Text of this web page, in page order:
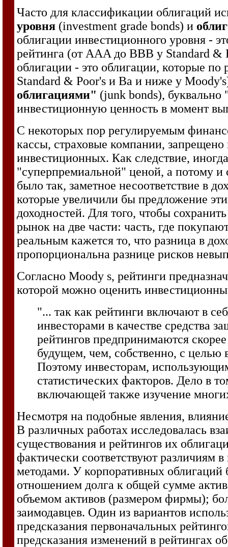
Часто для классификации облигаций
уровня (investment grade bonds) и
облигации инвестиционного уровня -
рейтинга (от AAA до BBB у Standard &
облигации - это облигации, которые
Standard & Poor's и Ba и ниже у
облигациями" (junk bonds), буквально
инвестиционную ценность в момент
С некоторых пор регулируемым
кассы, страховые компании, запрещено
инвестиционных. Как следствие,
"суперпремиальной" ценой, а потому
было так, заметное несоответствие в
которые увеличили бы предложение
доходностей. Для того, чтобы
рынок на две части: часть, где
реальным кажется то, что разница в
пропорциональна разнице рисков
Согласно Moody s, рейтинги
которой можно оценить
"... так как рейтинги включают в
инвесторами в качестве средства
рейтингов предпринимаются
будущем, чем, собственно, с
Поэтому инвесторам,
статистических факторов. Дело в
включающей также изучение
Несмотря на подобные явления,
В различных работах исследовалась
существования и рейтингов их
фактически соответствуют различиям
методами. У корпоративных облигаций
отношением долга к общей сумме
объемом активов (размером фирмы);
заимодавцев. Один из вариантов
предсказания первоначальных
предсказания изменений в рейтингах